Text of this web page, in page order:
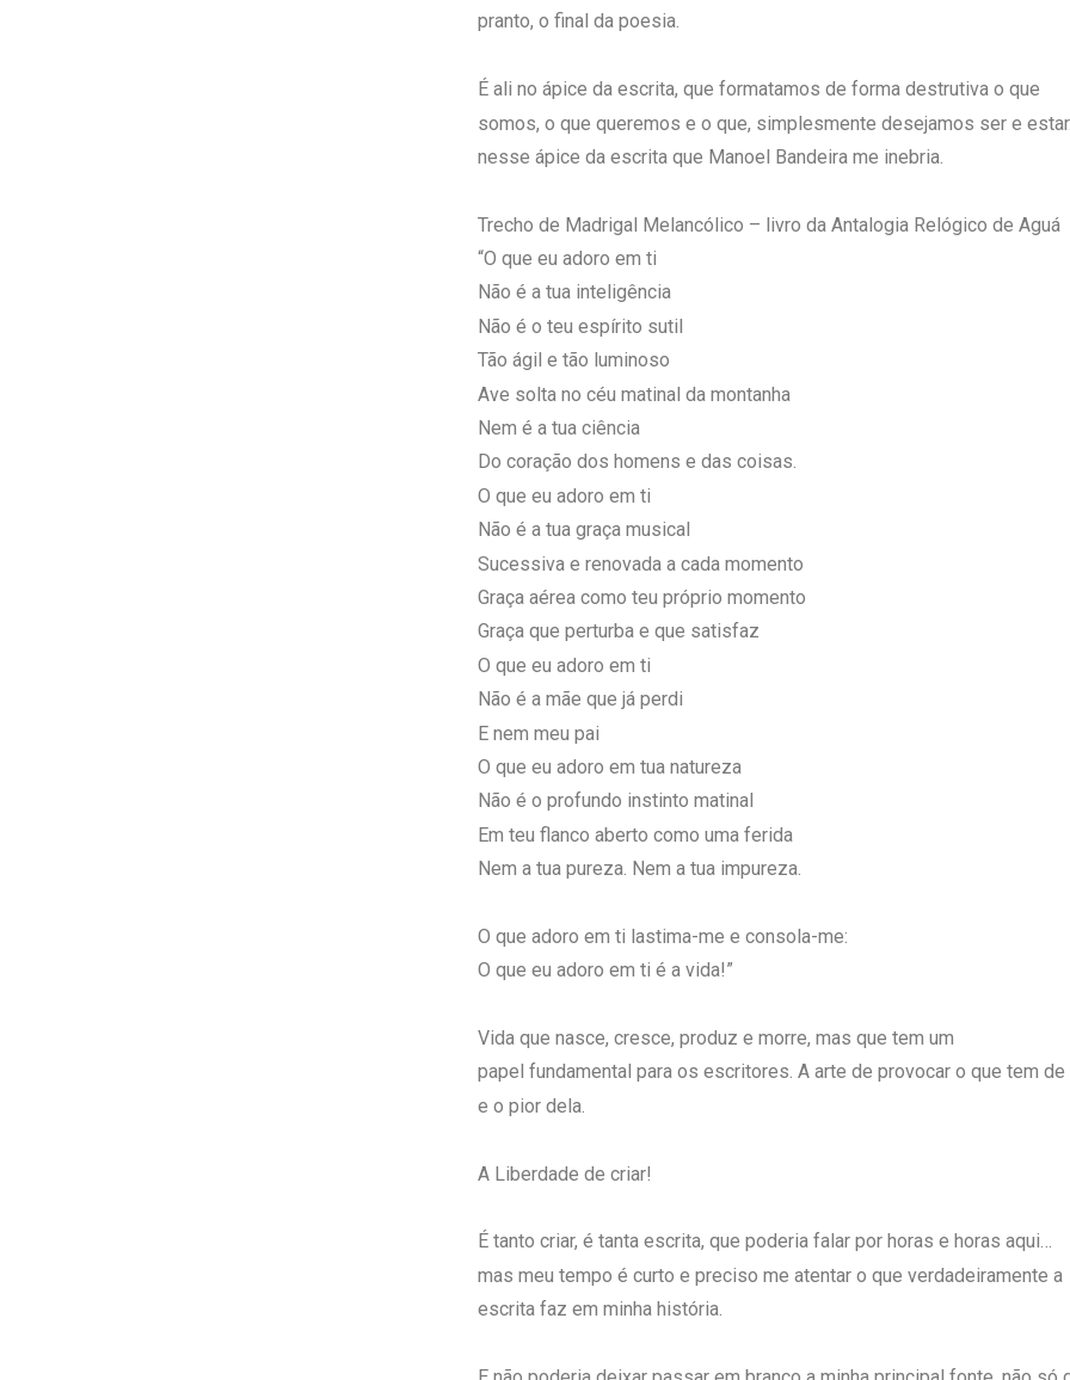
pranto, o final da poesia.
É ali no ápice da escrita, que formatamos de forma destrutiva o que
somos, o que queremos e o que, simplesmente desejamos ser e
nesse ápice da escrita que Manoel Bandeira me inebria.
Trecho de Madrigal Melancólico – livro da Antalogia Relógico de Aguá
“O que eu adoro em ti
Não é a tua inteligência
Não é o teu espírito sutil
Tão ágil e tão luminoso
Ave solta no céu matinal da montanha
Nem é a tua ciência
Do coração dos homens e das coisas.
O que eu adoro em ti
Não é a tua graça musical
Sucessiva e renovada a cada momento
Graça aérea como teu próprio momento
Graça que perturba e que satisfaz
O que eu adoro em ti
Não é a mãe que já perdi
E nem meu pai
O que eu adoro em tua natureza
Não é o profundo instinto matinal
Em teu flanco aberto como uma ferida
Nem a tua pureza. Nem a tua impureza.
O que adoro em ti lastima-me e consola-me:
O que eu adoro em ti é a vida!”
Vida que nasce, cresce, produz e morre, mas que tem um
papel fundamental para os escritores. A arte de provocar o que tem de
e o pior dela.
A Liberdade de criar!
É tanto criar, é tanta escrita, que poderia falar por horas e horas aqui…
mas meu tempo é curto e preciso me atentar o que verdadeiramente a
escrita faz em minha história.